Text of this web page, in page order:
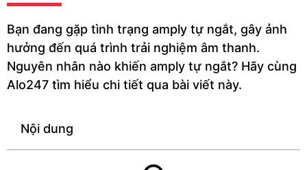
Bạn đang gặp tình trạng amply tự ngắt, gây ảnh
hưởng đến quá trình trải nghiệm âm thanh.
Nguyên nhân nào khiến amply tự ngắt? Hãy cùng
Alo247 tìm hiểu chi tiết qua bài viết này.
Nội dung